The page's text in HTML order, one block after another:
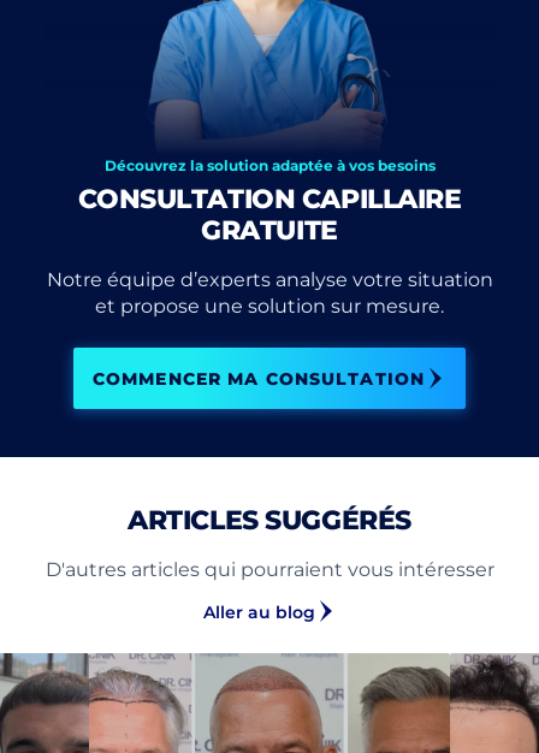
Découvrez la solution adaptée à vos besoins
CONSULTATION CAPILLAIRE
GRATUITE
Notre équipe d’experts analyse votre situation
et propose une solution sur mesure.
COMMENCER MA CONSULTATION
ARTICLES SUGGÉRÉS
D'autres articles qui pourraient vous intéresser
Aller au blog